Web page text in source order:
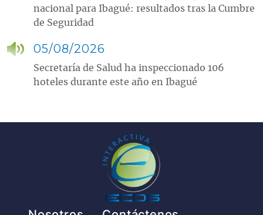
nacional para Ibagué: resultados tras la Cumbre
de Seguridad
05/08/2026
Secretaría de Salud ha inspeccionado 106
hoteles durante este año en Ibagué
Pie de página